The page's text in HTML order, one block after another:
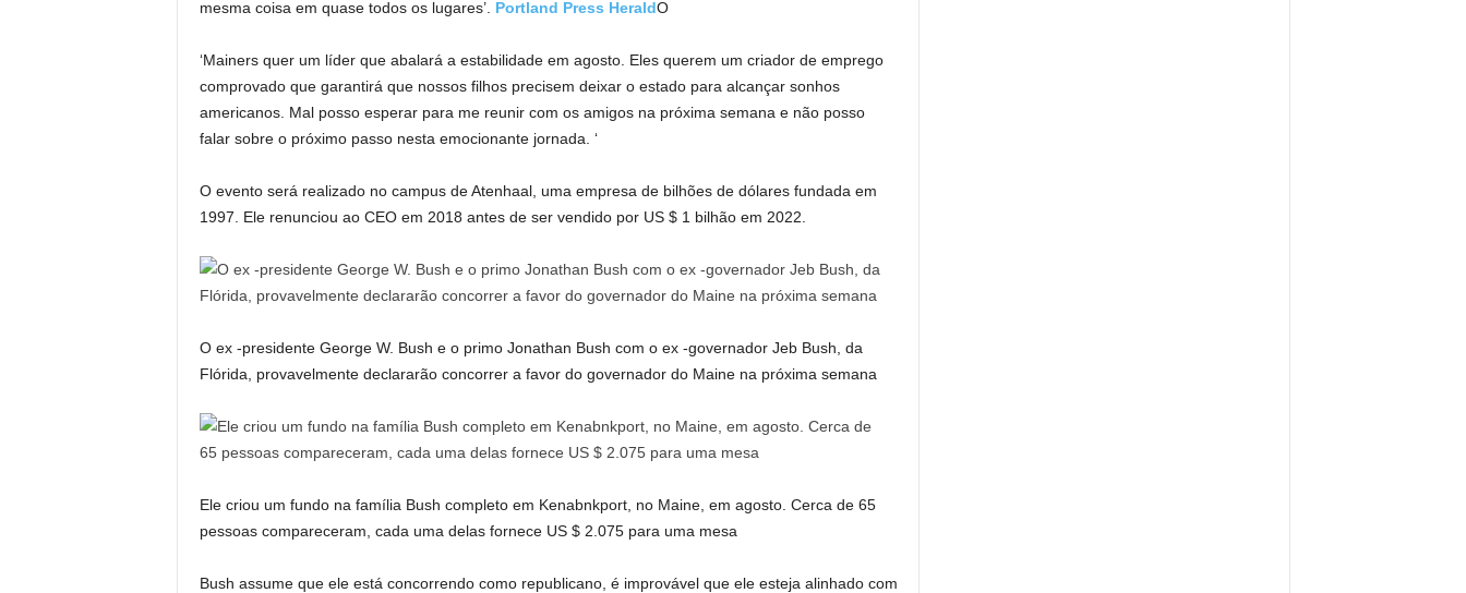
mesma coisa em quase todos os lugares’. Portland Press HeraldO
‘Mainers quer um líder que abalará a estabilidade em agosto. Eles querem um criador de emprego
comprovado que garantirá que nossos filhos precisem deixar o estado para alcançar sonhos
americanos. Mal posso esperar para me reunir com os amigos na próxima semana e não posso
falar sobre o próximo passo nesta emocionante jornada. ‘
O evento será realizado no campus de Atenhaal, uma empresa de bilhões de dólares fundada em
1997. Ele renunciou ao CEO em 2018 antes de ser vendido por US $ 1 bilhão em 2022.
O ex -presidente George W. Bush e o primo Jonathan Bush com o ex -governador Jeb Bush, da
Flórida, provavelmente declararão concorrer a favor do governador do Maine na próxima semana
Ele criou um fundo na família Bush completo em Kenabnkport, no Maine, em agosto. Cerca de 65
pessoas compareceram, cada uma delas fornece US $ 2.075 para uma mesa
Bush assume que ele está concorrendo como republicano, é improvável que ele esteja alinhado com